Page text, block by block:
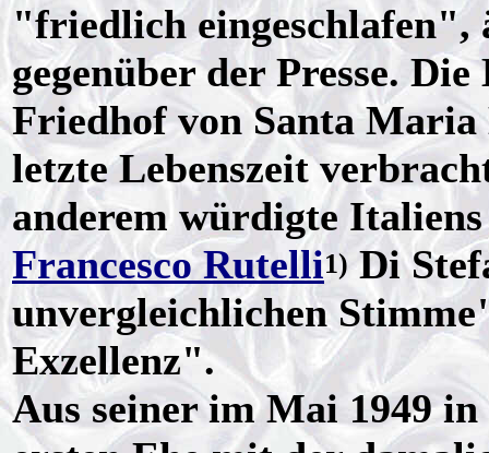
"friedlich eingeschlafen",
gegenüber der Presse.
Friedhof von Santa Maria
letzte Lebenszeit
anderem würdigte
Francesco Rutelli1)Di
unvergleichlichen
Exzellenz".
Aus seiner im Mai 1949 in